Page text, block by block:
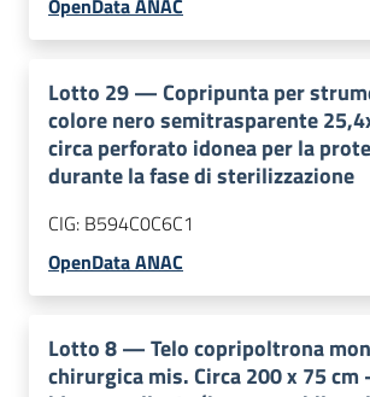
Lotto 29—Copripunta per
colore nero semitrasparente
circa perforato idonea per la
durante la fase di sterilizzazione
CIG: B594C0C6C1
OpenData ANAC
Lotto8—Telo copripoltrona
chirurgica mis. Circa 200 x 75 cm